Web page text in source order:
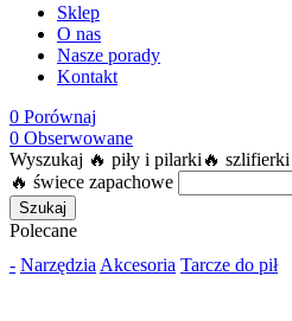
Sklep
O nas
Nasze porady
Kontakt
0 Porównaj
0 Obserwowane
Wyszukaj 🔥 piły i pilarki 🔥 szlifierki
🔥 świece zapachowe
Szukaj
Polecane
- Narzędzia Akcesoria Tarcze do pił